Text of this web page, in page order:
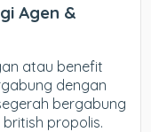
Agen &
atau benefit
dengan
bergabung
propolis.